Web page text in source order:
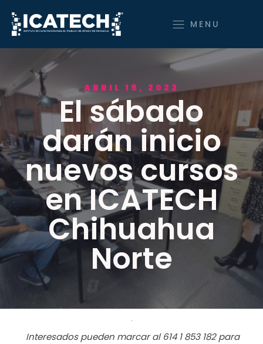
MENU
ABRIL 19, 2022
El sábado
darán inicio
nuevos cursos
en ICATECH
Chihuahua
Norte
Interesados pueden marcar al 614 1 853 182 para